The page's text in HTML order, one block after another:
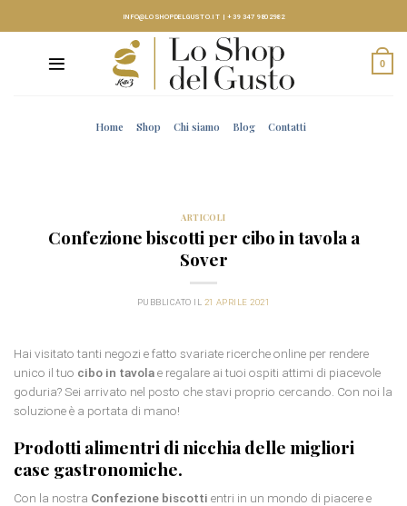
INFO@LOSHOPDELGUSTO.IT |+39 347 9802982
0
Home Shop Chi siamo Blog Contatti
ARTICOLI
Confezione biscotti per cibo in tavola a
Sover
PUBBLICATO IL 21 APRILE 2021
Hai visitato tanti negozi e fatto svariate ricerche online per rendere
unico il tuo cibo in tavolae regalare ai tuoi ospiti attimi di piacevole
goduria? Sei arrivato nel posto che stavi proprio cercando. Con noi la
soluzione è a portata di mano!
Prodotti alimentri di nicchiadelle migliori
case gastronomiche.
Con la nostra Confezione biscotti entri in un mondo di piacere e